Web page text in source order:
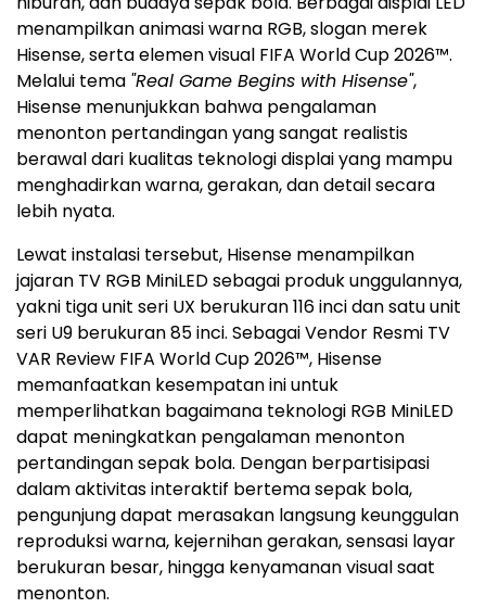
menampilkan animasi warna RGB, slogan merek
Hisense, serta elemen visual FIFA World Cup 2026™.
Melalui tema "Real Game Begins with Hisense",
Hisense menunjukkan bahwa pengalaman
menonton pertandingan yang sangat realistis
berawal dari kualitas teknologi displai yang mampu
menghadirkan warna, gerakan, dan detail secara
lebih nyata.
Lewat instalasi tersebut, Hisense menampilkan
jajaran TV RGB MiniLED sebagai produk unggulannya,
yakni tiga unit seri UX berukuran 116 inci dan satu unit
seri U9 berukuran 85 inci. Sebagai Vendor Resmi TV
VAR Review FIFA World Cup 2026™, Hisense
memanfaatkan kesempatan ini untuk
memperlihatkan bagaimana teknologi RGB MiniLED
dapat meningkatkan pengalaman menonton
pertandingan sepak bola. Dengan berpartisipasi
dalam aktivitas interaktif bertema sepak bola,
pengunjung dapat merasakan langsung keunggulan
reproduksi warna, kejernihan gerakan, sensasi layar
berukuran besar, hingga kenyamanan visual saat
menonton.